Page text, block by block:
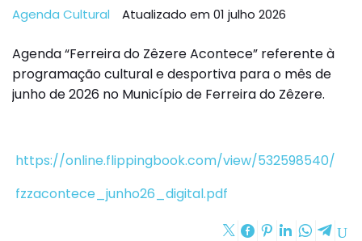
Agenda Cultural Atualizado em 01 julho 2026
Agenda “Ferreira do Zêzere Acontece” referente à
programação cultural e desportiva para o mês de
junho de 2026 no Município de Ferreira do Zêzere.
https://online.flippingbook.com/view/532598540/
fzzacontece_junho26_digital.pdf